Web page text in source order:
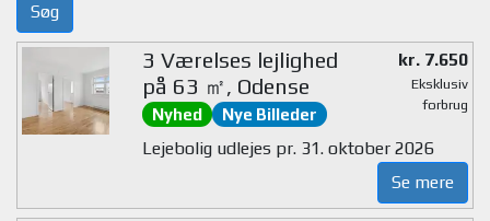
Søg
3 Værelses lejlighed
på 63 ㎡, Odense
Nyhed Nye Billeder
kr. 7.650
Eksklusiv
forbrug
Lejebolig udlejes pr. 31. oktober 2026
Se mere